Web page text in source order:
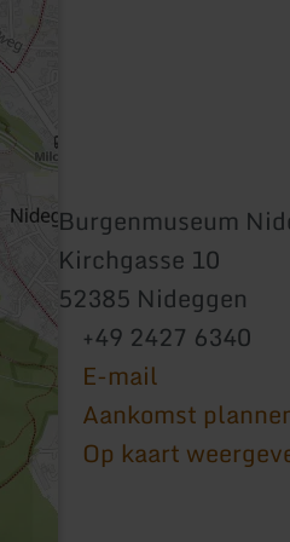
Burgenmuseum
Kirchgasse 10
52385 Nideggen
+49 2427 6340
E-mail
Aankomst
Op kaart